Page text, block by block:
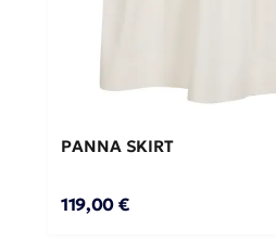
ΠΡΟΣΘΉΚΗ ΣΤΟ
PANNA SKIRT
119,00 €